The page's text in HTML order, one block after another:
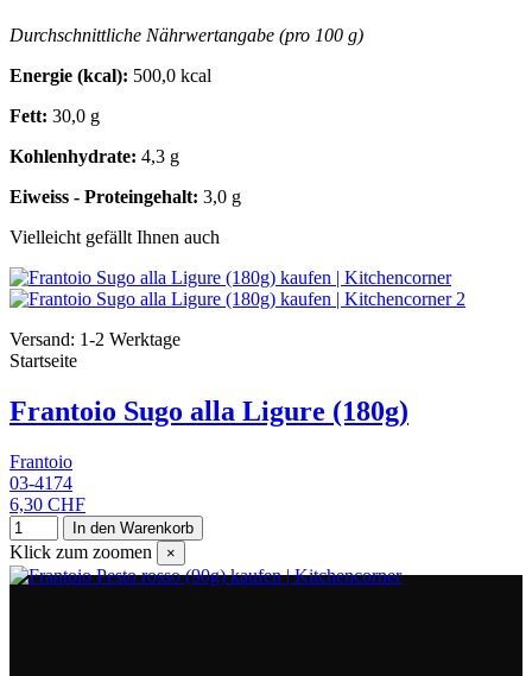
Durchschnittliche Nährwertangabe (pro 100 g)
Energie (kcal): 500,0 kcal
Fett: 30,0 g
Kohlenhydrate: 4,3 g
Eiweiss - Proteingehalt: 3,0 g
Vielleicht gefällt Ihnen auch
Versand: 1-2 Werktage
Startseite
Frantoio Sugo alla Ligure (180g)
Frantoio
03-4174
6,30 CHF
In den Warenkorb
Klick zum zoomen ×